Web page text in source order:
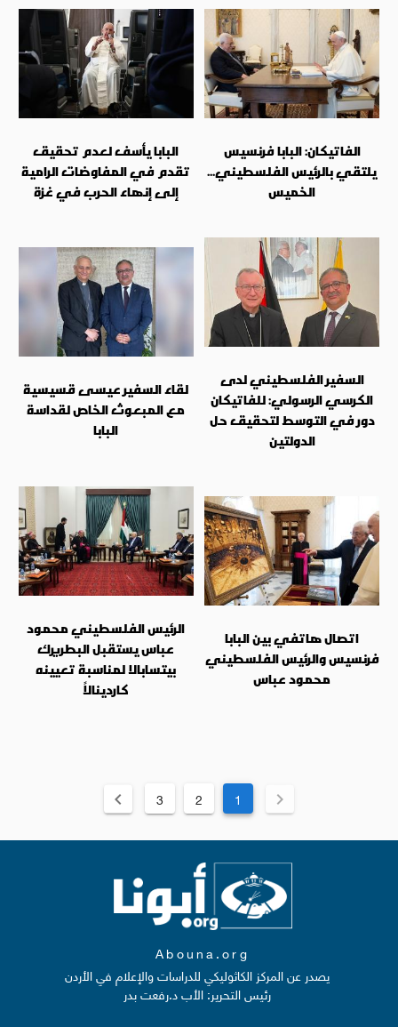
الفاتيكان: البابا فرنسيس
يلتقي بالرئيس الفلسطيني...
الخميس
البابا يأسف لعدم تحقيق
تقدم في المفاوضات الرامية
إلى إنهاء الحرب في غزة
السفير الفلسطيني لدى
الكرسي الرسولي: للفاتيكان
دور في التوسط لتحقيق حل
الدولتين
لقاء السفير عيسى قسيسية
مع المبعوث الخاص لقداسة
البابا
اتصال هاتفي بين البابا
فرنسيس والرئيس الفلسطيني
محمود عباس
الرئيس الفلسطيني محمود
عباس يستقبل البطريرك
بيتسابالا لمناسبة تعيينه
كاردينالاً
1
2
3
Abouna.org
يصدر عن المركز الكاثوليكي للدراسات والإعلام في الأردن
رئيس التحرير: الأب د.رفعت بدر